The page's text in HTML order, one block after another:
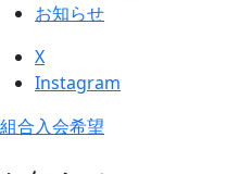
お知らせ
X
Instagram
組合入会希望